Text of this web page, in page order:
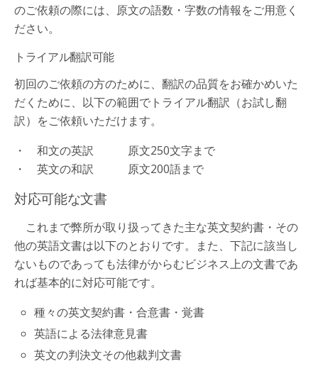
のご依頼の際には、原文の語数・字数の情報をご用意く
ださい。
トライアル翻訳可能
初回のご依頼の方のために、翻訳の品質をお確かめいた
だくために、以下の範囲でトライアル翻訳（お試し翻
訳）をご依頼いただけます。
・ 和文の英訳 原文250文字まで
・ 英文の和訳 原文200語まで
対応可能な文書
これまで弊所が取り扱ってきた主な英文契約書・その
他の英語文書は以下のとおりです。また、下記に該当し
ないものであっても法律がからむビジネス上の文書であ
れば基本的に対応可能です。
種々の英文契約書・合意書・覚書
英語による法律意見書
英文の判決文その他裁判文書